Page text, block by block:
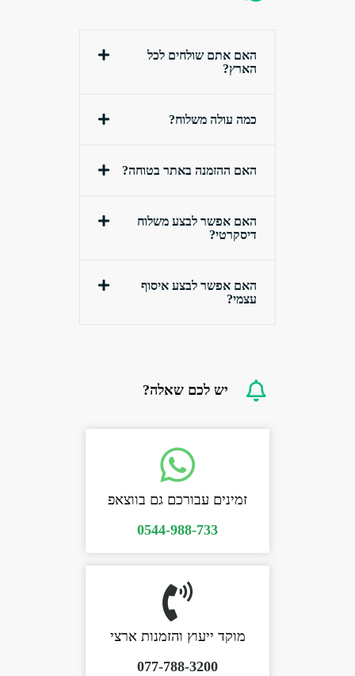
האם אתם שולחים לכל
הארץ?
כמה עולה משלוח?
האם ההזמנה באתר בטוחה?
האם אפשר לבצע משלוח
דיסקרטי?
האם אפשר לבצע איסוף
עצמי?
יש לכם שאלה?
זמינים עבורכם גם בווצאפ
0544-988-733
מוקד ייעוץ והזמנות ארצי
077-788-3200